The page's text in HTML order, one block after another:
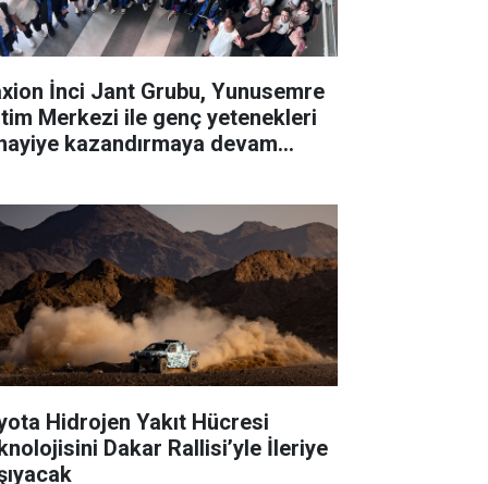
İnci Jant Grubu, Yunusemre
Merkezi ile genç yetenekleri
kazandırmaya devam
Hidrojen Yakıt Hücresi
Dakar Rallisi’yle İleriye